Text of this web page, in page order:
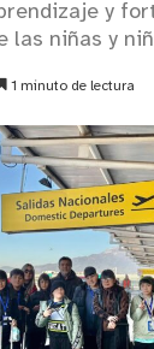
y
las niñas y
1 minuto de lectura